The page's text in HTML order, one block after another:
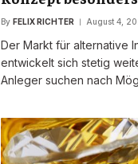
By FELIX RICHTER August 4,
Der Markt für alternative
entwickelt sich stetig
Anleger suchen nach